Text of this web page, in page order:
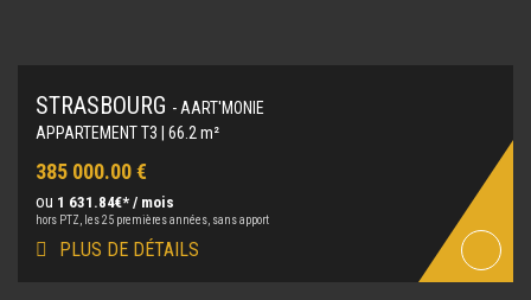
STRASBOURG - AART'MONIE
APPARTEMENT T3 | 66.2 m²
385 000.00 €
ou 1 631.84€* / mois
hors PTZ, les 25 premières années, sans apport
PLUS DE DÉTAILS